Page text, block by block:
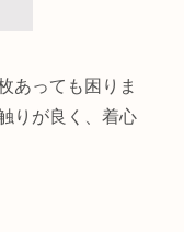
あっても困りま
りが良く、着心